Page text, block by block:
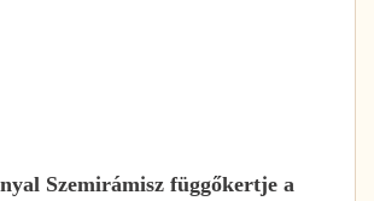
Szemirámisz függőkertje a